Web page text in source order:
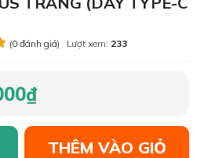
(0 đánh giá) Lượt xem: 233
THÊM VÀO GIỎ